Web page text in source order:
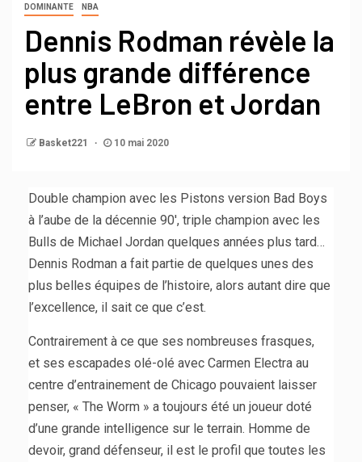
DOMINANTE NBA
Dennis Rodman révèle la
plus grande différence
entre LeBron et Jordan
Basket221 10 mai 2020
Double champion avec les Pistons version Bad Boys
à l’aube de la décennie 90′, triple champion avec les
Bulls de Michael Jordan quelques années plus tard…
Dennis Rodman a fait partie de quelques unes des
plus belles équipes de l’histoire, alors autant dire que
l’excellence, il sait ce que c’est.
Contrairement à ce que ses nombreuses frasques,
et ses escapades olé-olé avec Carmen Electra au
centre d’entrainement de Chicago pouvaient laisser
penser, « The Worm » a toujours été un joueur doté
d’une grande intelligence sur le terrain. Homme de
devoir, grand défenseur, il est le profil que toutes les